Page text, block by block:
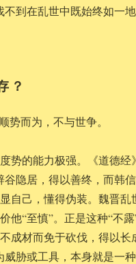
到在乱世中既始终如一
？
势而为，不与世争。
势的能力极强。《道德经
隐居，得以善终，而韩信
自己，懂得伪装。魏晋
“至慎”。正是这种“不露
成材而免于砍伐，得以长
胁或工具，本身就是一种